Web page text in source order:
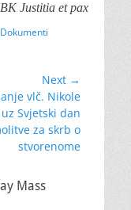
Justitia et pax
Dokumenti
Next →
vlč. Nikole
Svjetski dan
za skrb o
stvorenome
Mass